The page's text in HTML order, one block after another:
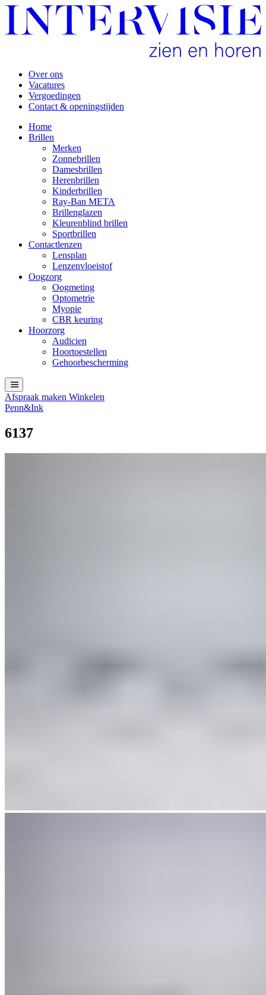
Over ons
Vacatures
Vergoedingen
Contact & openingstijden
Home
Brillen
Merken
Zonnebrillen
Damesbrillen
Herenbrillen
Kinderbrillen
Ray-Ban META
Brillenglazen
Kleurenblind brillen
Sportbrillen
Contactlenzen
Lensplan
Lenzenvloeistof
Oogzorg
Oogmeting
Optometrie
Myopie
CBR keuring
Hoorzorg
Audicien
Hoortoestellen
Gehoorbescherming
Afspraak maken Winkelen
Penn&Ink
6137